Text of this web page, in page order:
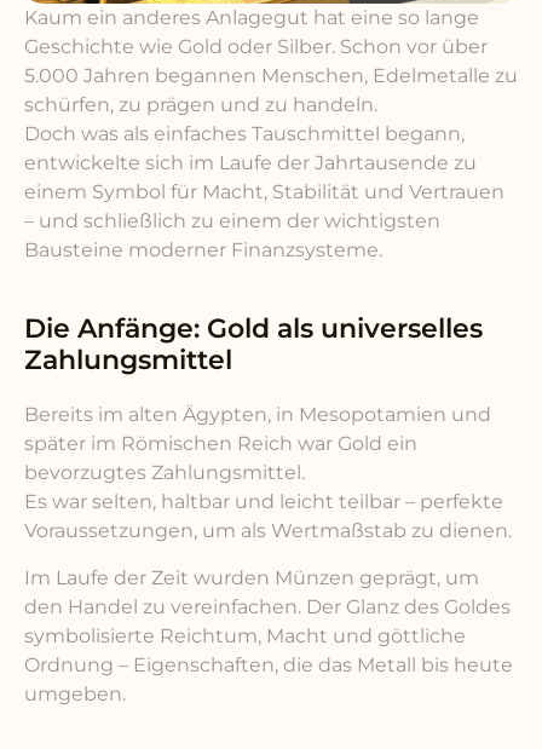
Kaum ein anderes Anlagegut hat eine so lange
Geschichte wie Gold oder Silber. Schon vor über
5.000 Jahren begannen Menschen, Edelmetalle zu
schürfen, zu prägen und zu handeln.
Doch was als einfaches Tauschmittel begann,
entwickelte sich im Laufe der Jahrtausende zu
einem Symbol für Macht, Stabilität und Vertrauen
– und schließlich zu einem der wichtigsten
Bausteine moderner Finanzsysteme.
Die Anfänge: Gold als universelles
Zahlungsmittel
Bereits im alten Ägypten, in Mesopotamien und
später im Römischen Reich war Gold ein
bevorzugtes Zahlungsmittel.
Es war selten, haltbar und leicht teilbar – perfekte
Voraussetzungen, um als Wertmaßstab zu dienen.
Im Laufe der Zeit wurden Münzen geprägt, um
den Handel zu vereinfachen. Der Glanz des Goldes
symbolisierte Reichtum, Macht und göttliche
Ordnung – Eigenschaften, die das Metall bis heute
umgeben.